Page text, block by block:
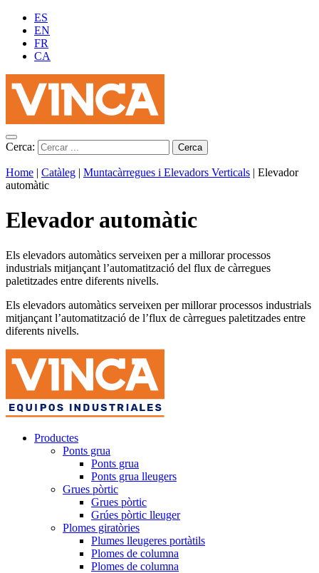
ES
EN
FR
CA
Cerca:
Home | Catàleg | Muntacàrregues i Elevadors Verticals | Elevador
automàtic
Elevador automàtic
Els elevadors automàtics serveixen per a millorar processos
industrials mitjançant l’automatització del flux de càrregues
paletitzades entre diferents nivells.
Els elevadors automàtics serveixen per millorar processos industrials
mitjançant l’automatització de l’flux de càrregues paletitzades entre
diferents nivells.
Productes
Ponts grua
Ponts grua
Ponts grua lleugers
Grues pòrtic
Grues pòrtic
Grúes pòrtic lleuger
Plomes giratòries
Plumes lleugeres portàtils
Plomes de columna
Plomes de columna